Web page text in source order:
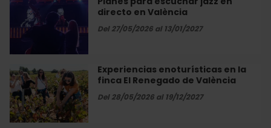
València
directo en València
Del 27/05/2026 al 13/01/2027
para
escuchar
jazz
en
directo
en
València
Experiencias enoturísticas en la
finca El Renegado de València
Del 28/05/2026 al 19/12/2027
Experiencias
enoturísticas
en
la
finca